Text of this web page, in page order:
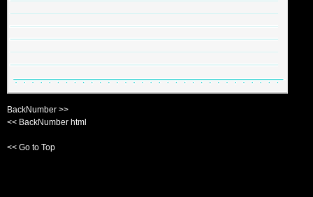
BackNumber >>
<< BackNumber html
<< Go to Top